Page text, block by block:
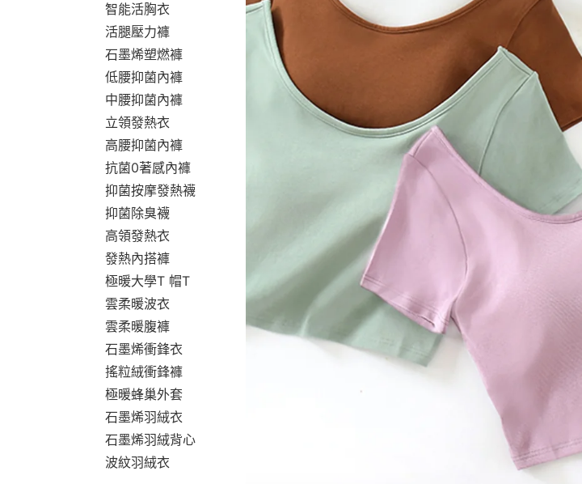
智能活胸衣
活腿壓力褲
石墨烯塑燃褲
低腰抑菌內褲
中腰抑菌內褲
立領發熱衣
高腰抑菌內褲
抗菌0著感內褲
抑菌按摩發熱襪
抑菌除臭襪
高領發熱衣
發熱內搭褲
極暖大學T 帽T
雲柔暖波衣
雲柔暖腹褲
石墨烯衝鋒衣
搖粒絨衝鋒褲
極暖蜂巢外套
石墨烯羽絨衣
石墨烯羽絨背心
波紋羽絨衣